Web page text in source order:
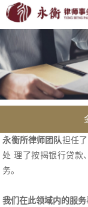
永衡所律师团队担任
处 理了按揭银行贷款
务。
我们在此领域内的服务